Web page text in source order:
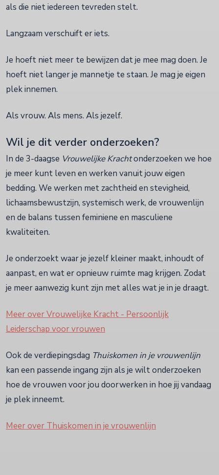
als die niet iedereen tevreden stelt.
Langzaam verschuift er iets.
Je hoeft niet meer te bewijzen dat je mee mag doen. Je
hoeft niet langer je mannetje te staan. Je mag je eigen
plek innemen.
Als vrouw. Als mens. Als jezelf.
Wil je dit verder onderzoeken?
In de 3-daagse Vrouwelijke Krachtonderzoeken we hoe
je meer kunt leven en werken vanuit jouw eigen
bedding. We werken met zachtheid en stevigheid,
lichaamsbewustzijn, systemisch werk, de vrouwenlijn
en de balans tussen feminiene en masculiene
kwaliteiten.
Je onderzoekt waar je jezelf kleiner maakt, inhoudt of
aanpast, en wat er opnieuw ruimte mag krijgen. Zodat
je meer aanwezig kunt zijn met alles wat je in je draagt.
Meer over Vrouwelijke Kracht - Persoonlijk
Leiderschap voor vrouwen
Ook de verdiepingsdag Thuiskomen in je vrouwenlijn
kan een passende ingang zijn als je wilt onderzoeken
hoe de vrouwen voor jou doorwerken in hoe jij vandaag
je plek inneemt.
Meer over Thuiskomen in je vrouwenlijn